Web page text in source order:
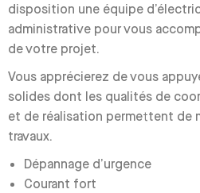
disposition une équipe
administrative pour vous
de votre projet.
Vous apprécierez de vous
solides dont les qualités de
et de réalisation permettent de
travaux.
Dépannage d’urgence
Courant fort